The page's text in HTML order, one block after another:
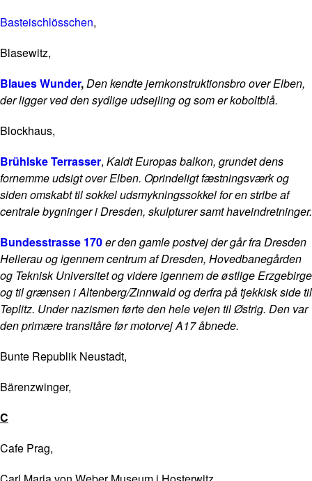
Basteischlösschen,
Blasewitz,
Blaues Wunder,Den kendte jernkonstruktionsbro over Elben,
der ligger ved den sydlige udsejling og som er koboltblå.
Blockhaus,
Brühlske Terrasser, Kaldt Europas balkon, grundet dens
fornemme udsigt over Elben. Oprindeligt fæstningsværk og
siden omskabt til sokkel udsmykningssokkel for en stribe af
centrale bygninger i Dresden, skulpturer samt haveindretninger.
Bundesstrasse 170er den gamle postvej der går fra Dresden
Hellerau og igennem centrum af Dresden, Hovedbanegården
og Teknisk Universitet og videre igennem de østlige Erzgebirge
og til grænsen i Altenberg/Zinnwald og derfra på tjekkisk side til
Teplitz. Under nazismen førte den hele vejen til Østrig. Den var
den primære transitåre før motorvej A17 åbnede.
Bunte Republik Neustadt,
Bärenzwinger,
C
Cafe Prag,